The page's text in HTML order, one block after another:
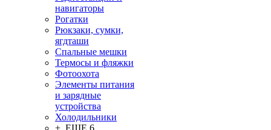
навигаторы
Рогатки
Рюкзаки, сумки,
ягдташи
Спальные мешки
Термосы и фляжки
Фотоохота
Элементы питания
и зарядные
устройства
Холодильники
+ ЕЩЕ 6